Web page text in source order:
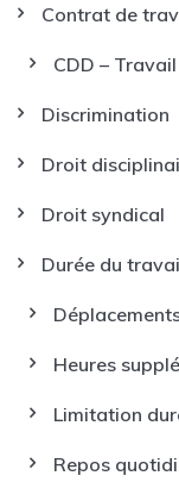
Contrat de
CDD –
Discrimination
Droit
Droit syndical
Durée du
Heures
Limitation
Repos